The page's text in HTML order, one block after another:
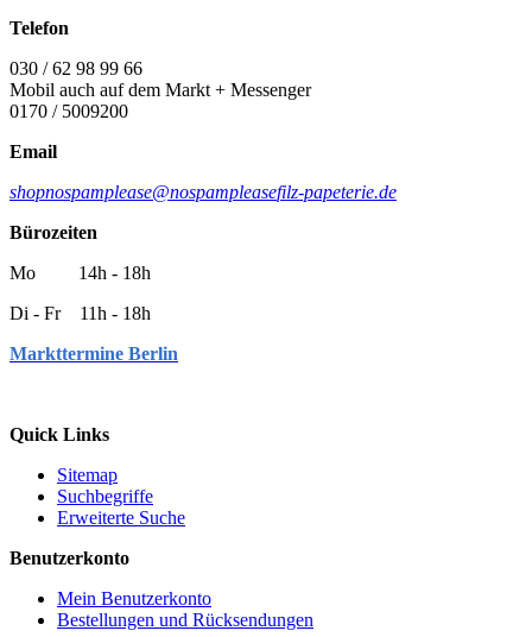
Telefon
030 / 62 98 99 66
Mobil auch auf dem Markt + Messenger
0170 / 5009200
Email
shopnospamplease@nospampleasefilz-papeterie.de
Bürozeiten
Mo 14h - 18h
Di - Fr 11h - 18h
Markttermine Berlin
Quick Links
Sitemap
Suchbegriffe
Erweiterte Suche
Benutzerkonto
Mein Benutzerkonto
Bestellungen und Rücksendungen